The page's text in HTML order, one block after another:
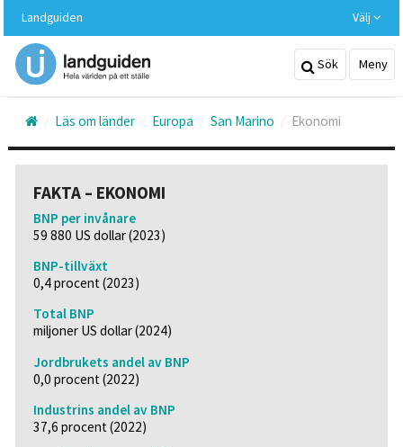
huvudinnehållet
Landguiden Välj
Sök Meny
Läs om länder Europa San Marino Ekonomi
FAKTA – EKONOMI
BNP per invånare
59 880 US dollar (2023)
BNP-tillväxt
0,4 procent (2023)
Total BNP
miljoner US dollar (2024)
Jordbrukets andel av BNP
0,0 procent (2022)
Industrins andel av BNP
37,6 procent (2022)